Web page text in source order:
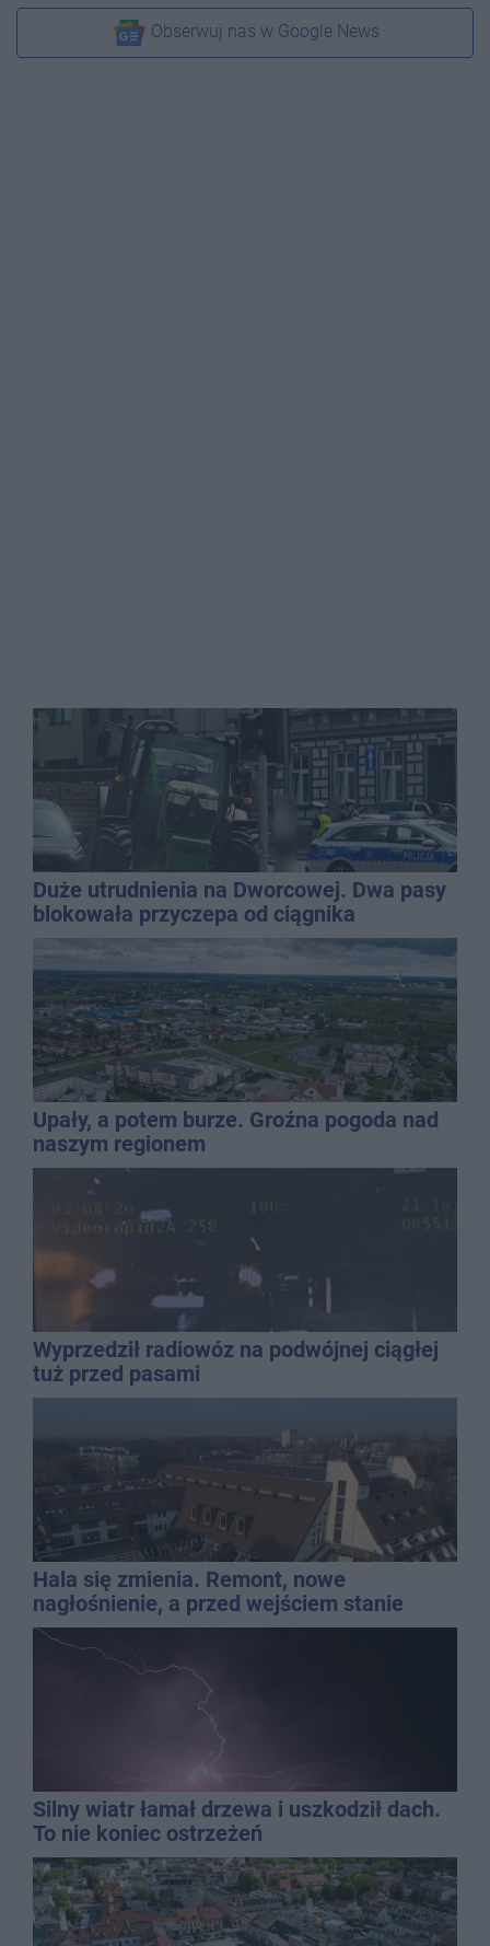
Obserwuj nas w Google News
Duże utrudnienia na Dworcowej. Dwa pasy
blokowała przyczepa od ciągnika
Upały, a potem burze. Groźna pogoda nad
naszym regionem
Wyprzedził radiowóz na podwójnej ciągłej
tuż przed pasami
Hala się zmienia. Remont, nowe
nagłośnienie, a przed wejściem stanie
QEMETICA ARENA
Silny wiatr łamał drzewa i uszkodził dach.
To nie koniec ostrzeżeń